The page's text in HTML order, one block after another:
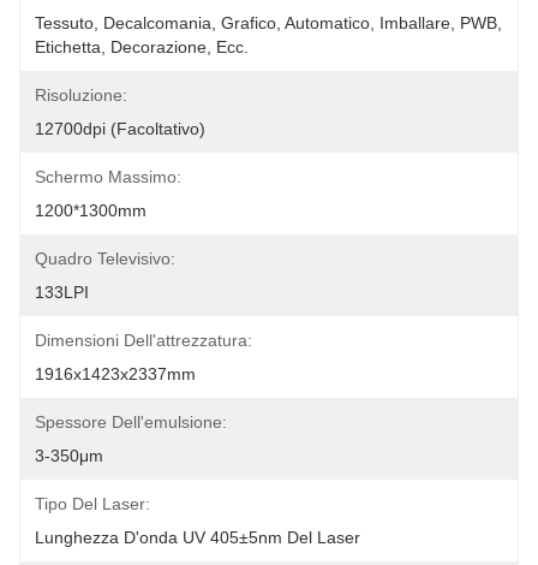
Tessuto, Decalcomania, Grafico, Automatico, Imballare, PWB,
Etichetta, Decorazione, Ecc.
Risoluzione:
12700dpi (facoltativo)
Schermo Massimo:
1200*1300mm
Quadro Televisivo:
133LPI
Dimensioni Dell'attrezzatura:
1916x1423x2337mm
Spessore Dell'emulsione:
3-350μm
Tipo Del Laser:
Lunghezza D'onda UV 405±5nm Del Laser